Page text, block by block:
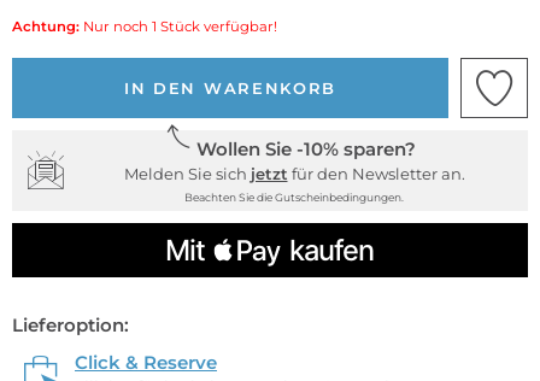
Achtung: Nur noch 1 Stück verfügbar!
IN DEN WARENKORB
Wollen Sie -10% sparen?
Melden Sie sich jetzt für den Newsletter an.
Beachten Sie die Gutscheinbedingungen.
Lieferoption:
Click & Reserve